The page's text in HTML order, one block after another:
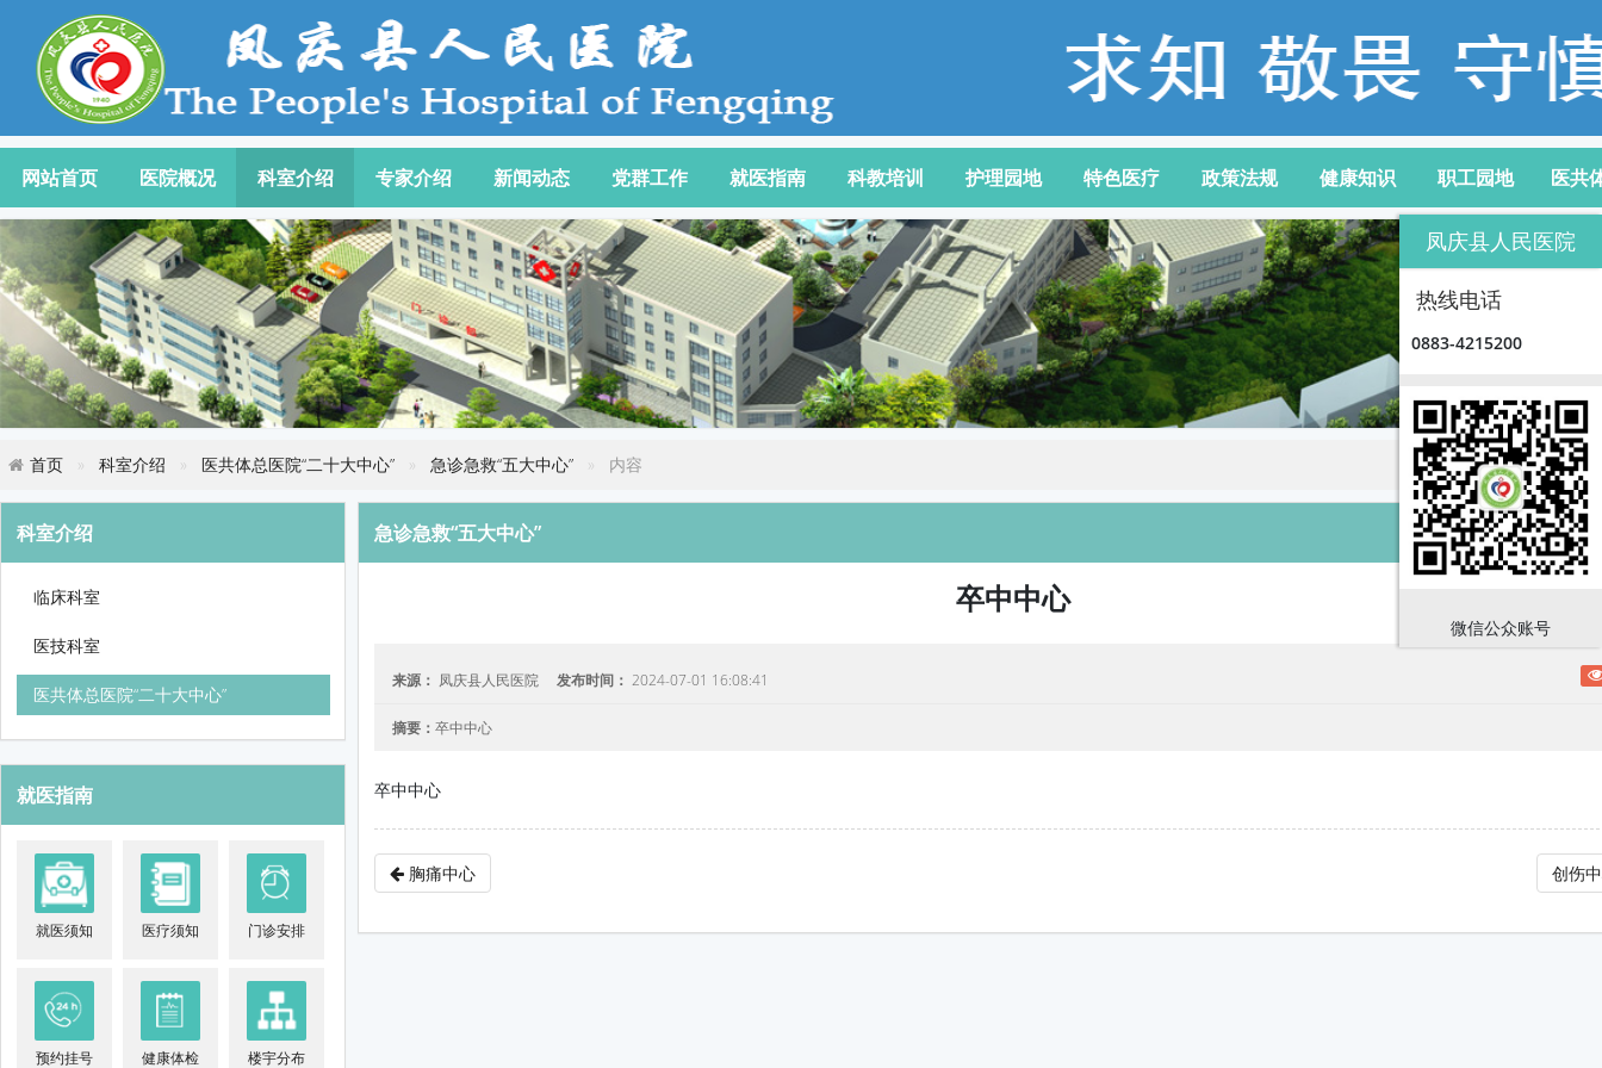
网站首页 医院概况 科室介绍 专家介绍 新闻动态 党群工作 就医指南 科教培训 护理园地 特色医疗 政策法规 健康知识 职工园地 医共
首页 科室介绍 医共体总医院“二十大中心” 急诊急救“五大中心” 内容
科室介绍
临床科室
医技科室
医共体总医院“二十大中心”
就医指南
就医须知 医疗须知 门诊安排
预约挂号 健康体检 楼宇分布
急诊急救“五大中心”
卒中中心
来源： 凤庆县人民医院 发布时间： 2024-07-01 16:08:41
摘要： 卒中中心
卒中中心
胸痛中心 创伤
凤庆县人民医院
热线电话
0883-4215200
微信公众账号